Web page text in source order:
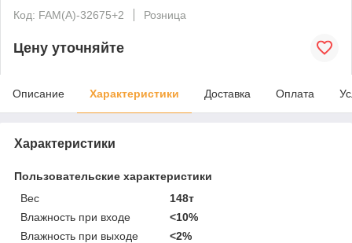
Код: FAM(A)-32675+2
Розница
Цену уточняйте
Описание Характеристики Доставка Оплата
Характеристики
Пользовательские характеристики
Вес
148т
Влажность при входе
<10%
Влажность при выходе
<2%